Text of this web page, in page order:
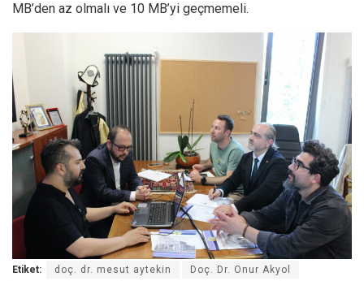
MB’den az olmalı ve 10 MB’yi geçmemeli.
Etiket: doç. dr. mesut aytekin Doç. Dr. Onur Akyol